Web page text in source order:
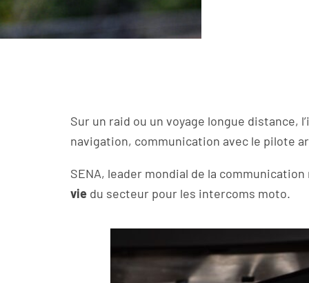
Sur un raid ou un voyage longue distance,
navigation, communication avec le pilote
SENA, leader mondial de la
vie du secteur pour les intercoms moto.